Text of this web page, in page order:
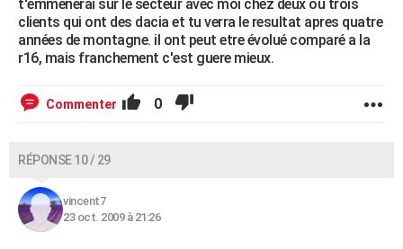
t'emmenerai sur le secteur avec moi chez deux ou trois
clients qui ont des dacia et tu verra le resultat apres quatre
années de montagne. il ont peut etre évolué comparé a la
r16, mais franchement c'est guere mieux.
Commenter 0
RÉPONSE 10 / 29
vincent7
23 oct. 2009 à 21:26